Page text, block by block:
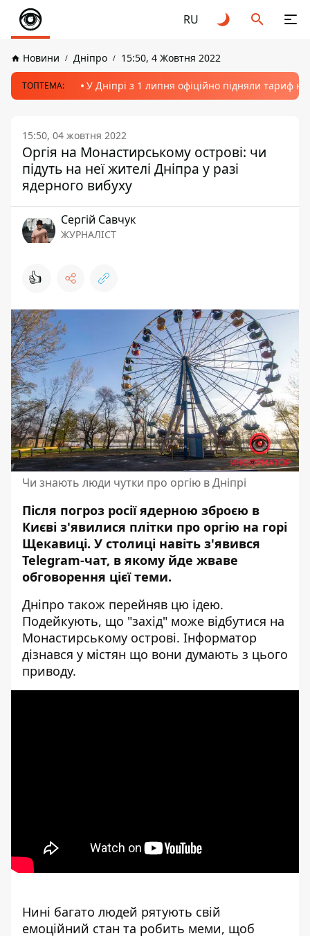
RU
Новини Дніпро 15:50, 4 Жовтня 2022
ТОПТЕМА: У Дніпрі з 1 липня офіційно підняли тариф
15:50, 04 жовтня 2022
Оргія на Монастирському острові: чи
підуть на неї жителі Дніпра у разі
ядерного вибуху
Сергій Савчук
ЖУРНАЛІСТ
👍
Чи знають люди чутки про оргію в Дніпрі
Після погроз росії ядерною зброєю в
Києві з'явилися плітки про оргію на горі
Щекавиці. У столиці навіть з'явився
Telegram-чат, в якому йде жваве
обговорення цієї теми.
Дніпро також перейняв цю ідею.
Подейкують, що "захід" може відбутися на
Монастирському острові. Інформатор
дізнався у містян що вони думають з цього
приводу.
Нині багато людей рятують свій
емоційний стан та робить меми, щоб